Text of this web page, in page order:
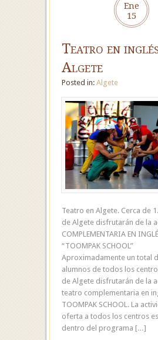
Ene
15
Teatro en
Algete
Posted in: Algete
Teatro en Algete. Cerca de
de Algete disfrutarán de la
COMPLEMENTARIA EN
“TOOMPAK SCHOOL”
Aproximadamente un total
alumnos de todos los
de Algete disfrutarán de la
teatro complementaria en
TOOMPAK SCHOOL. La
oferta a todos los centros
dentro del programa […]